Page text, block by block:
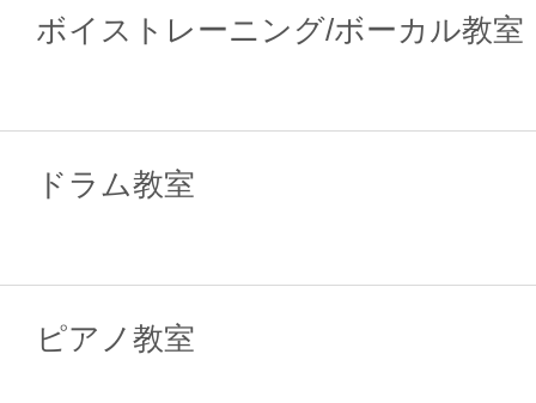
ボイストレーニング/ボーカル教室
ドラム教室
ピアノ教室